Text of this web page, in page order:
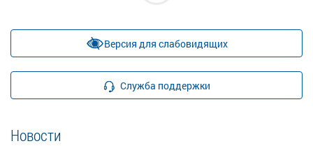
Версия для слабовидящих
Служба поддержки
Новости